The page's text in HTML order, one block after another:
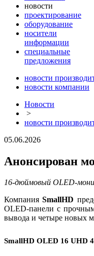
новости
проектирование
оборудование
носители
информации
специальные
предложения
новости
новости компании
Новости
>
новости
05.06.2026
Анонсирован
16-дюймовый OLED-
КомпанияSmallHD
OLED-панели с
вывода и четыре новых
SmallHD OLED 16 UHD